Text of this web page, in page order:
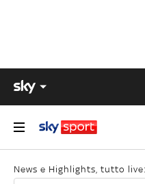
News e Highlights, tutto